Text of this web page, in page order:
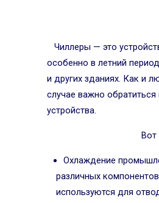
Чиллеры — это
особенно в летний
и других зданиях. Как и
случае важно
устройства.
Вот
Охлаждение
различных
используются для